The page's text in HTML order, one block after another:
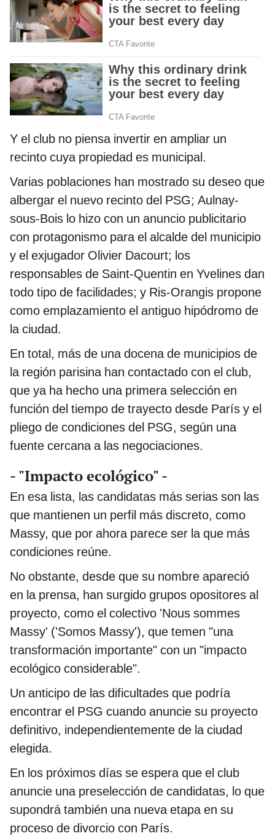
Y el club no piensa invertir en ampliar un
recinto cuya propiedad es municipal.
Varias poblaciones han mostrado su deseo que
albergar el nuevo recinto del PSG; Aulnay-
sous-Bois lo hizo con un anuncio publicitario
con protagonismo para el alcalde del municipio
y el exjugador Olivier Dacourt; los
responsables de Saint-Quentin en Yvelines dan
todo tipo de facilidades; y Ris-Orangis propone
como emplazamiento el antiguo hipódromo de
la ciudad.
En total, más de una docena de municipios de
la región parisina han contactado con el club,
que ya ha hecho una primera selección en
función del tiempo de trayecto desde París y el
pliego de condiciones del PSG, según una
fuente cercana a las negociaciones.
- "Impacto ecológico" -
En esa lista, las candidatas más serias son las
que mantienen un perfil más discreto, como
Massy, que por ahora parece ser la que más
condiciones reúne.
No obstante, desde que su nombre apareció
en la prensa, han surgido grupos opositores al
proyecto, como el colectivo 'Nous sommes
Massy' ('Somos Massy'), que temen "una
transformación importante" con un "impacto
ecológico considerable".
Un anticipo de las dificultades que podría
encontrar el PSG cuando anuncie su proyecto
definitivo, independientemente de la ciudad
elegida.
En los próximos días se espera que el club
anuncie una preselección de candidatas, lo que
supondrá también una nueva etapa en su
proceso de divorcio con París.